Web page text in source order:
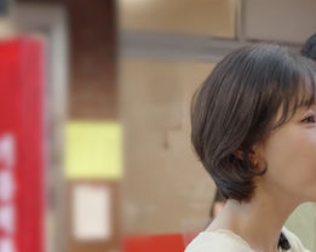
경기 침묵…LAFC, 톨루카에 1-0 승리(종합)
흥민, 톨루카전 68분만 뛰고 슈팅 0개
AT마드리드 입단식…'전례 없는 특급대우'
'…열화상 카메라로 본 폭염 저감시설 '온도
령 취임 하루만에 차량폭탄 폭발 사건